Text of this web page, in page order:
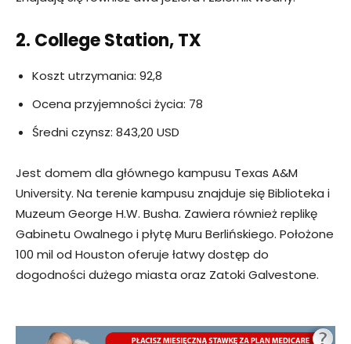
2. College Station, TX
Koszt utrzymania: 92,8
Ocena przyjemności życia: 78
Średni czynsz: 843,20 USD
Jest domem dla głównego kampusu Texas A&M
University. Na terenie kampusu znajduje się Biblioteka i
Muzeum George H.W. Busha. Zawiera również replikę
Gabinetu Owalnego i płytę Muru Berlińskiego. Położone
100 mil od Houston oferuje łatwy dostęp do
dogodności dużego miasta oraz Zatoki Galvestone.